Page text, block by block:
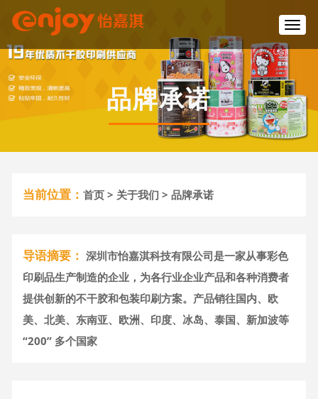
T
o
g
g
l
e
n
a
v
i
品牌承诺
当前位置：首页> 关于我们 > 品牌承诺
导语摘要： 深圳市怡嘉淇科技有限公司是一家从事彩色
印刷品生产制造的企业，为各行业企业产品和各种消费者
提供创新的不干胶和包装印刷方案。产品销往国内、欧
美、北美、东南亚、欧洲、印度、冰岛、泰国、新加波等
“200” 多个国家